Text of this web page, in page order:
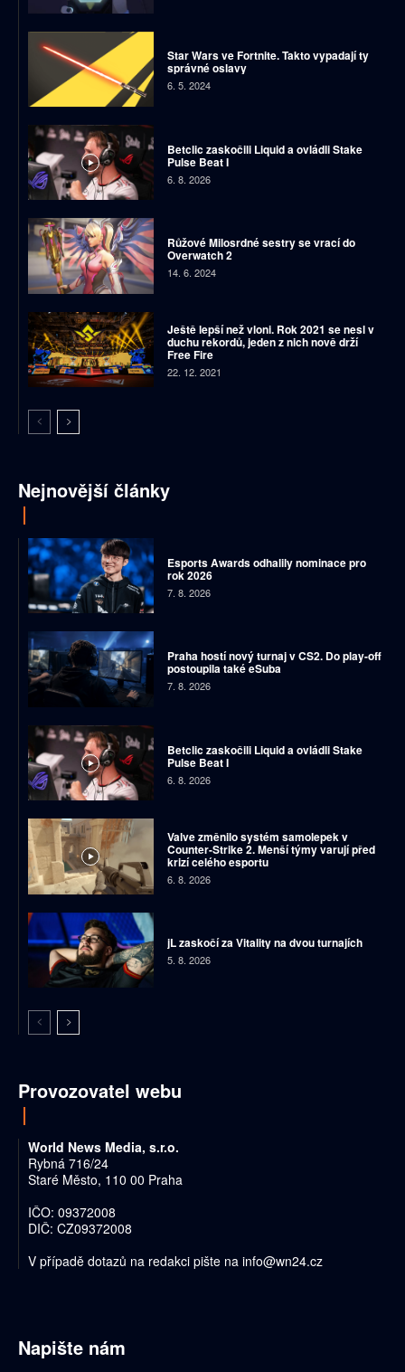
Star Wars ve Fortnite. Takto vypadají ty
správné oslavy
6. 5. 2024
Betclic zaskočili Liquid a ovládli Stake
Pulse Beat I
6. 8. 2026
Růžové Milosrdné sestry se vrací do
Overwatch 2
14. 6. 2024
Ještě lepší než vloni. Rok 2021 se nesl v
duchu rekordů, jeden z nich nově drží
Free Fire
22. 12. 2021
Nejnovější články
Esports Awards odhalily nominace pro
rok 2026
7. 8. 2026
Praha hostí nový turnaj v CS2. Do play-off
postoupila také eSuba
7. 8. 2026
Betclic zaskočili Liquid a ovládli Stake
Pulse Beat I
6. 8. 2026
Valve změnilo systém samolepek v
Counter-Strike 2. Menší týmy varují před
krizí celého esportu
6. 8. 2026
jL zaskočí za Vitality na dvou turnajích
5. 8. 2026
Provozovatel webu
World News Media, s.r.o.
Rybná 716/24
Staré Město, 110 00 Praha
IČO: 09372008
DIČ: CZ09372008
V případě dotazů na redakci pište na info@wn24.cz
Napište nám